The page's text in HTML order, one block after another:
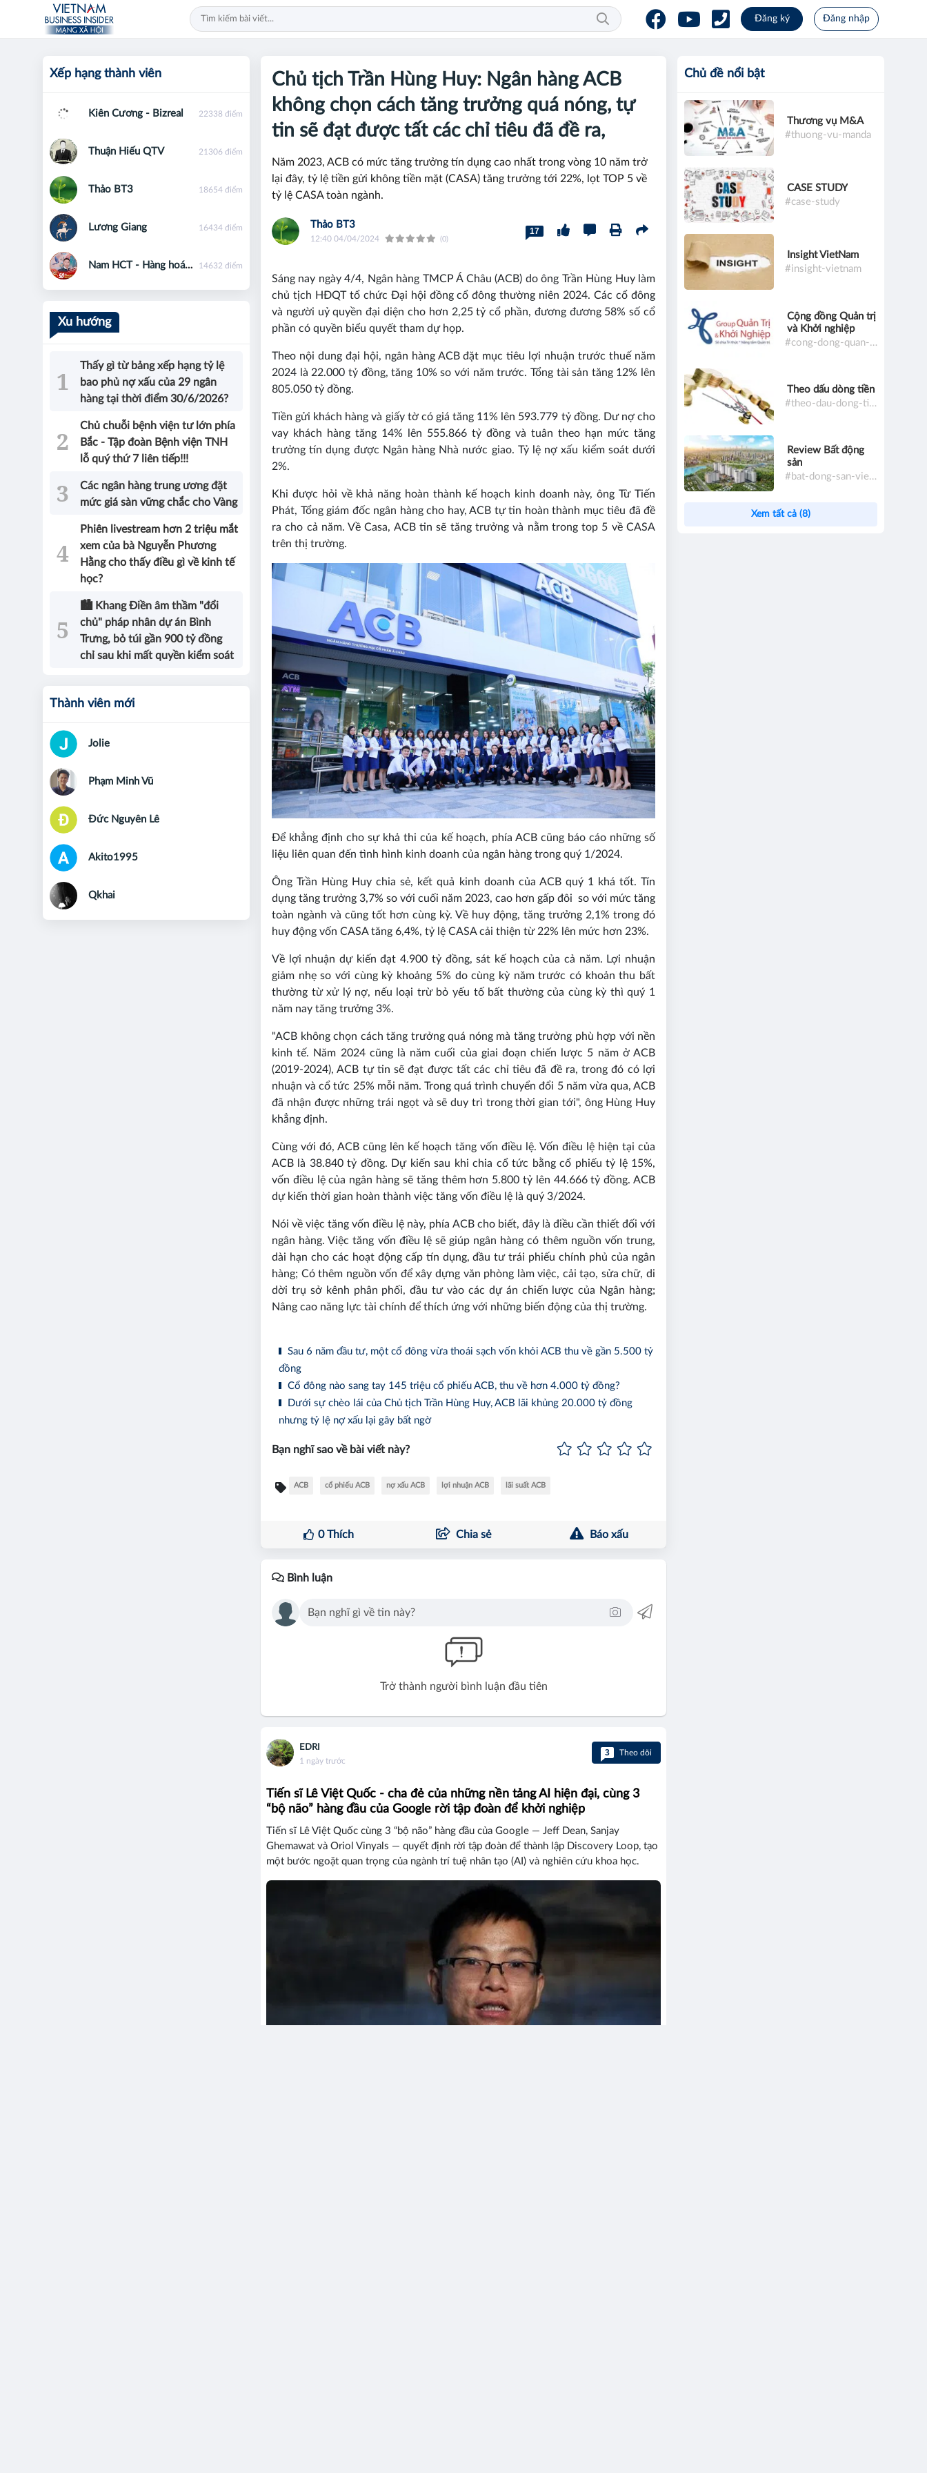
Đăng ký Đăng nhập
Chủ tịch Trần Hùng Huy: Ngân hàng ACB
không chọn cách tăng trưởng quá nóng, tự
tin sẽ đạt được tất các chỉ tiêu đã đề ra,
Năm 2023, ACB có mức tăng trưởng tín dụng cao nhất trong vòng 10 năm trở
lại đây, tỷ lệ tiền gửi không tiền mặt (CASA) tăng trưởng tới 22%, lọt TOP 5 về
tỷ lệ CASA toàn ngành.
Thảo BT3
12:40 04/04/2024 (0)
17
Sáng nay ngày 4/4, Ngân hàng TMCP Á Châu (ACB) do ông Trần Hùng Huy làm
chủ tịch HĐQT tổ chức Đại hội đồng cổ đông thường niên 2024. Các cổ đông
và người uỷ quyền đại diện cho hơn 2,25 tỷ cổ phần, đương đương 58% số cổ
phần có quyền biểu quyết tham dự họp.
Theo nội dung đại hội, ngân hàng ACB đặt mục tiêu lợi nhuận trước thuế năm
2024 là 22.000 tỷ đồng, tăng 10% so với năm trước. Tổng tài sản tăng 12% lên
805.050 tỷ đồng.
Tiền gửi khách hàng và giấy tờ có giá tăng 11% lên 593.779 tỷ đồng. Dư nợ cho
vay khách hàng tăng 14% lên 555.866 tỷ đồng và tuân theo hạn mức tăng
trưởng tín dụng được Ngân hàng Nhà nước giao. Tỷ lệ nợ xấu kiểm soát dưới
2%.
Khi được hỏi về khả năng hoàn thành kế hoạch kinh doanh này, ông Từ Tiến
Phát, Tổng giám đốc ngân hàng cho hay, ACB tự tin hoàn thành mục tiêu đã đề
ra cho cả năm. Về Casa, ACB tin sẽ tăng trưởng và nằm trong top 5 về CASA
trên thị trường.
Để khẳng định cho sự khả thi của kế hoạch, phía ACB cũng báo cáo những số
liệu liên quan đến tình hình kinh doanh của ngân hàng trong quý 1/2024.
Ông Trần Hùng Huy chia sẻ, kết quả kinh doanh của ACB quý 1 khá tốt. Tín
dụng tăng trưởng 3,7% so với cuối năm 2023, cao hơn gấp đôi so với mức tăng
toàn ngành và cũng tốt hơn cùng kỳ. Về huy động, tăng trưởng 2,1% trong đó
huy động vốn CASA tăng 6,4%, tỷ lệ CASA cải thiện từ 22% lên mức hơn 23%.
Về lợi nhuận dự kiến đạt 4.900 tỷ đồng, sát kế hoạch của cả năm. Lợi nhuận
giảm nhẹ so với cùng kỳ khoảng 5% do cùng kỳ năm trước có khoản thu bất
thường từ xử lý nợ, nếu loại trừ bỏ yếu tố bất thường của cùng kỳ thì quý 1
năm nay tăng trưởng 3%.
"ACB không chọn cách tăng trưởng quá nóng mà tăng trưởng phù hợp với nền
kinh tế. Năm 2024 cũng là năm cuối của giai đoạn chiến lược 5 năm ở ACB
(2019-2024), ACB tự tin sẽ đạt được tất các chỉ tiêu đã đề ra, trong đó có lợi
nhuận và cổ tức 25% mỗi năm. Trong quá trình chuyển đổi 5 năm vừa qua, ACB
đã nhận được những trái ngọt và sẽ duy trì trong thời gian tới", ông Hùng Huy
khẳng định.
Cùng với đó, ACB cũng lên kế hoạch tăng vốn điều lệ. Vốn điều lệ hiện tại của
ACB là 38.840 tỷ đồng. Dự kiến sau khi chia cổ tức bằng cổ phiếu tỷ lệ 15%,
vốn điều lệ của ngân hàng sẽ tăng thêm hơn 5.800 tỷ lên 44.666 tỷ đồng. ACB
dự kiến thời gian hoàn thành việc tăng vốn điều lệ là quý 3/2024.
Nói về việc tăng vốn điều lệ này, phía ACB cho biết, đây là điều cần thiết đối với
ngân hàng. Việc tăng vốn điều lệ sẽ giúp ngân hàng có thêm nguồn vốn trung,
dài hạn cho các hoạt động cấp tín dụng, đầu tư trái phiếu chính phủ của ngân
hàng; Có thêm nguồn vốn để xây dựng văn phòng làm việc, cải tạo, sửa chữ, di
dời trụ sở kênh phân phối, đầu tư vào các dự án chiến lược của Ngân hàng;
Nâng cao năng lực tài chính để thích ứng với những biến động của thị trường.
Sau 6 năm đầu tư, một cổ đông vừa thoái sạch vốn khỏi ACB thu về gần 5.500 tỷ
đồng
Cổ đông nào sang tay 145 triệu cổ phiếu ACB, thu về hơn 4.000 tỷ đồng?
Dưới sự chèo lái của Chủ tịch Trần Hùng Huy, ACB lãi khủng 20.000 tỷ đồng
nhưng tỷ lệ nợ xấu lại gây bất ngờ
Bạn nghĩ sao về bài viết này?
ACB cổ phiếu ACB nợ xấu ACB lợi nhuận ACB lãi suất ACB
0Thích Chia sẻ Báo xấu
Bình luận
Trở thành người bình luận đầu tiên
EDRI
1 ngày trước
3 Theo dõi
Tiến sĩ Lê Việt Quốc - cha đẻ của những nền tảng AI hiện đại, cùng 3
“bộ não” hàng đầu của Google rời tập đoàn để khởi nghiệp
Tiến sĩ Lê Việt Quốc cùng 3 “bộ não” hàng đầu của Google — Jeff Dean, Sanjay
Ghemawat và Oriol Vinyals — quyết định rời tập đoàn để thành lập Discovery Loop, tạo
một bước ngoặt quan trọng của ngành trí tuệ nhân tạo (AI) và nghiên cứu khoa học.
Xếp hạng thành viên
Kiên Cương - Bizreal 22338 điểm
Thuận Hiếu QTV 21306 điểm
Thảo BT3 18654 điểm
Lương Giang 16434 điểm
Nam HCT - Hàng hoá phái sinh - 0867091553 14632 điểm
Xu hướng
Thấy gì từ bảng xếp hạng tỷ lệ
bao phủ nợ xấu của 29 ngân
hàng tại thời điểm 30/6/2026?
Chủ chuỗi bệnh viện tư lớn phía
Bắc - Tập đoàn Bệnh viện TNH
lỗ quý thứ 7 liên tiếp!!!
Các ngân hàng trung ương đặt
mức giá sàn vững chắc cho Vàng
Phiên livestream hơn 2 triệu mắt
xem của bà Nguyễn Phương
Hằng cho thấy điều gì về kinh tế
học?
🏙️ Khang Điền âm thầm "đổi
chủ" pháp nhân dự án Bình
Trưng, bỏ túi gần 900 tỷ đồng
chỉ sau khi mất quyền kiểm soát
Thành viên mới
Jolie
Phạm Minh Vũ
Đức Nguyên Lê
Akito1995
Qkhai
Chủ đề nổi bật
Thương vụ M&A
#thuong-vu-manda
CASE STUDY
#case-study
Insight VietNam
#insight-vietnam
Cộng đồng Quản trị
và Khởi nghiệp
#cong-dong-quan-tri-va-khoi-nghiep
Theo dấu dòng tiền
#theo-dau-dong-tien
Review Bất động
sản
#bat-dong-san-viet-nam
Xem tất cả (8)